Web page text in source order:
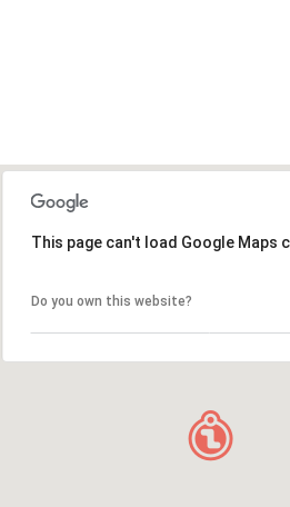
This page can't load Google Maps
Do you own this website?